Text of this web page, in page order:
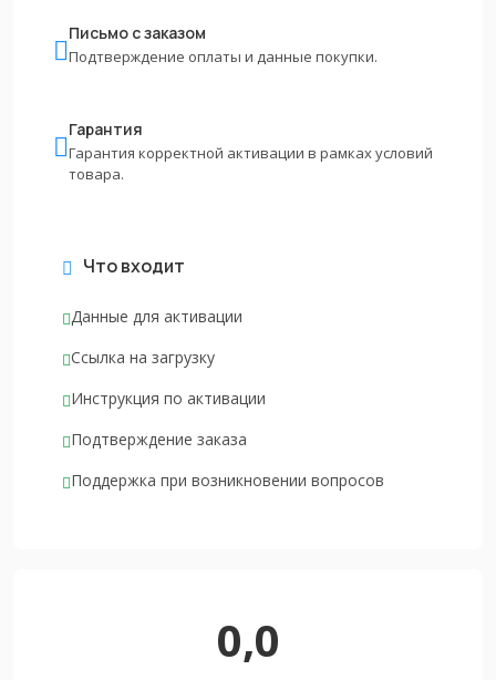
Письмо с заказом
Подтверждение оплаты и данные покупки.
Гарантия
Гарантия корректной активации в рамках условий
товара.
Что входит
Данные для активации
Ссылка на загрузку
Инструкция по активации
Подтверждение заказа
Поддержка при возникновении вопросов
0,0